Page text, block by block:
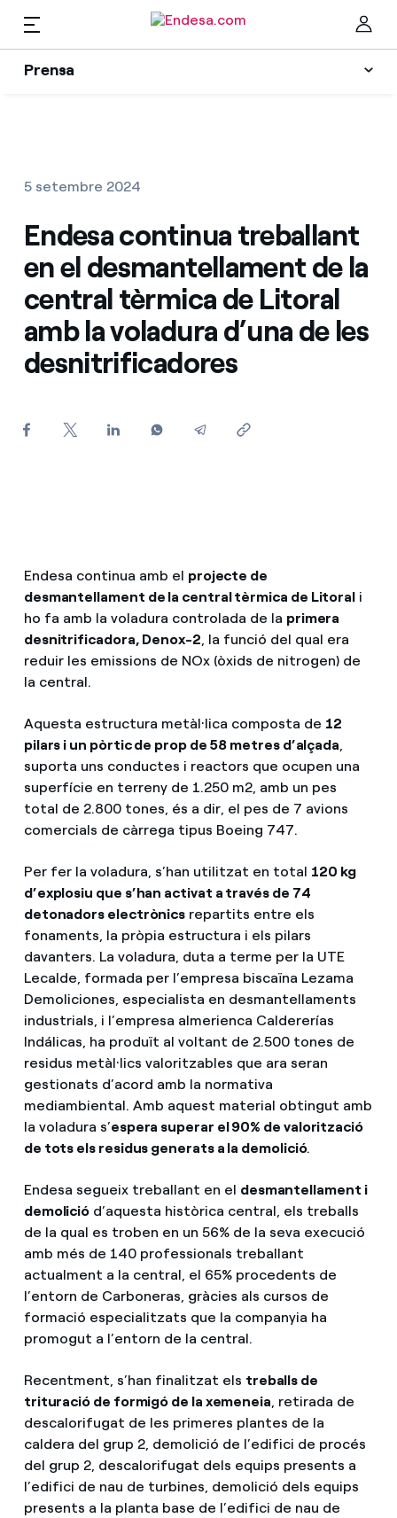
Prensa
Premsa
Troba la tarifa que més et convé
Compara les nostres tarifes d’empresa i estalvia
Per cada kWh que estalviïs, et descomptem un
Com puc veure les meves factures d'Endesa?
Gestiones diverses comunitats de propietaris?
Recursos
Col·leccions
Contactes premsa
CA
5 setembre 2024
Endesa continua treballant
en el desmantellament de la
central tèrmica de Litoral
amb la voladura d’una de les
desnitrificadores
Endesa continua amb el projecte de
desmantellament de la central tèrmica de Litoral i
ho fa amb la voladura controlada de la primera
desnitrificadora, Denox-2, la funció del qual era
reduir les emissions de NOx (òxids de nitrogen) de
la central.
Aquesta estructura metàl·lica composta de 12
pilars i un pòrtic de prop de 58 metres d’alçada,
suporta uns conductes i reactors que ocupen una
superfície en terreny de 1.250 m2, amb un pes
total de 2.800 tones, és a dir, el pes de 7 avions
comercials de càrrega tipus Boeing 747.
Per fer la voladura, s’han utilitzat en total 120 kg
d’explosiu que s’han activat a través de 74
detonadors electrònics repartits entre els
fonaments, la pròpia estructura i els pilars
davanters. La voladura, duta a terme per la UTE
Lecalde, formada per l’empresa biscaïna Lezama
Demoliciones, especialista en desmantellaments
industrials, i l’empresa almerienca Caldererías
Indálicas, ha produït al voltant de 2.500 tones de
residus metàl·lics valoritzables que ara seran
gestionats d’acord amb la normativa
mediambiental. Amb aquest material obtingut amb
la voladura s’espera superar el 90% de valorització
de tots els residus generats a la demolició.
Endesa segueix treballant en el desmantellament i
demolició d’aquesta històrica central, els treballs
de la qual es troben en un 56% de la seva execució
amb més de 140 professionals treballant
actualment a la central, el 65% procedents de
l’entorn de Carboneras, gràcies als cursos de
formació especialitzats que la companyia ha
promogut a l’entorn de la central.
Recentment, s’han finalitzat els treballs de
trituració de formigó de la xemeneia, retirada de
descalorifugat de les primeres plantes de la
caldera del grup 2, demolició de l’edifici de procés
del grup 2, descalorifugat dels equips presents a
l’edifici de nau de turbines, demolició dels equips
presents a la planta base de l’edifici de nau de